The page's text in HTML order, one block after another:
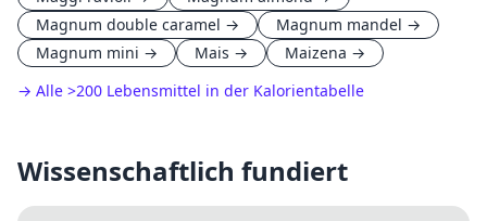
Magnum double caramel → Magnum mandel →
Magnum mini → Mais → Maizena →
→ Alle >200 Lebensmittel in der Kalorientabelle
Wissenschaftlich fundiert